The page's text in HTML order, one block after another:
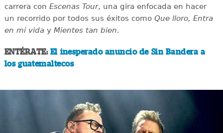
carrera con Escenas Tour, una gira enfocada en hacer
un recorrido por todos sus éxitos como Que lloro, Entra
en mi vida yMientes tan bien.
ENTÉRATE: El inesperado anuncio de Sin Bandera a
los guatemaltecos